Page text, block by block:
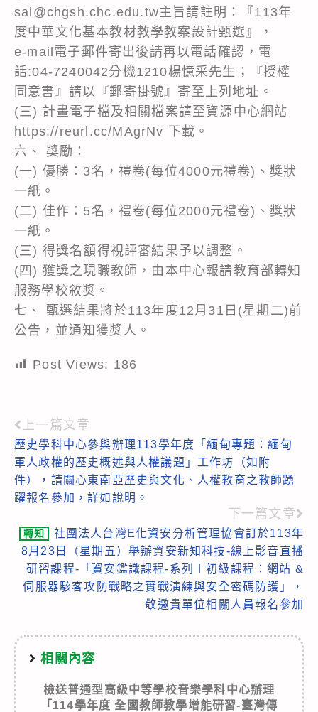
sai@chgsh.chc.edu.tw主旨請註明：『113年
度中華文化基本教材教學教案設計甄選』，
e-mail電子郵件寄出後請再以電話確認，電
話:04-7240042分機1210楊憶采先生；『授權
同意書』請以『郵寄掛號』寄至上列地址。
(三) 計畫電子檔及相關檔案請至資源中心網站
https://reurl.cc/MAgrNv 下載。
六、 獎勵：
(一) 優勝：3名，禮卷(每位4000元禮卷)、獎狀
一紙。
(二) 佳作：5名，禮卷(每位2000元禮卷)、獎狀
一紙。
(三) 得獎名額得視評審結果予以調整。
(四) 獲獎之現職教師，由本中心報請教育部轉知
服務學校敘獎。
七、 甄選結果將於113年度12月31日(星期二)前
公告，並通知獲獎人。
Post Views: 186
Read
more
articles
上一篇文章
歷史學科中心參與辦理113學年度「緬甸專題：緬甸
軍人政權的歷史概述與人權議題」工作坊（如附
件），請關心東南亞歷史與文化、人權教育之教師踴
躍報名參加，詳如說明。
下一篇文章
轉知
社團法人台灣E化資安分析管理協會訂於113年
8月23日（星期五）舉辦資安新知科技-線上影音直播
研習課程-「資安鑑識課程-系列Ⅰ初級課程：網站 &
伺服器駭客攻防戰略之實戰演練與安全密碼防護」，
敬邀貴單位相關人員報名參加
相關內容
檢送普通型高級中等學校音樂學科中心辦理
「114學年度 全國教師教學增能研習-臺灣傳